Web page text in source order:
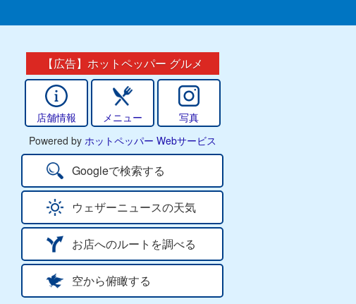
【広告】ホットペッパー グルメ
店舗情報 メニュー
写真
Powered by ホットペッパー Webサービス
Googleで検索する
ウェザーニュースの天気
お店へのルートを調べる
空から俯瞰する